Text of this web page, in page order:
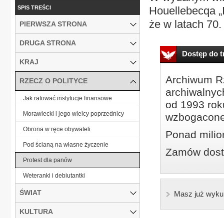
Houellebecqa
że w latach 70.
Dostęp do
Archiwum
od 1993
Ponad
Zamów
Masz już
SPIS TREŚCI
PIERWSZA STRONA
DRUGA STRONA
KRAJ
RZECZ O POLITYCE
Jak ratować instytucje finansowe
Morawiecki i jego wielcy poprzednicy
Obrona w ręce obywateli
Pod ścianą na własne życzenie
Protest dla panów
Weteranki i debiutantki
ŚWIAT
KULTURA